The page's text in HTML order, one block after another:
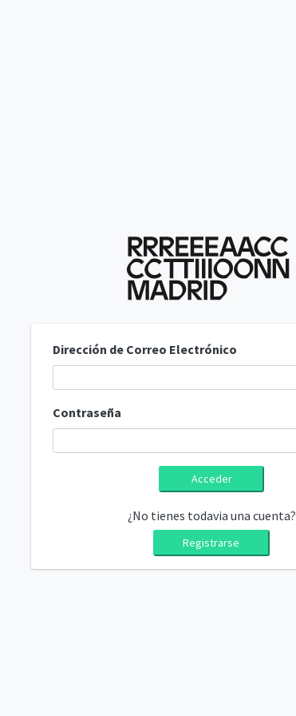
Dirección de Correo Electrónico
Contraseña
Acceder
¿No tienes todavia una cuenta?
Registrarse